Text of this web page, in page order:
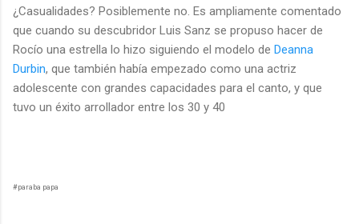
¿Casualidades? Posiblemente no. Es ampliamente comentado
que cuando su descubridor Luis Sanz se propuso hacer de
Rocío una estrella lo hizo siguiendo el modelo de Deanna
Durbin, que también había empezado como una actriz
adolescente con grandes capacidades para el canto, y que
tuvo un éxito arrollador entre los 30 y 40
#paraba papa